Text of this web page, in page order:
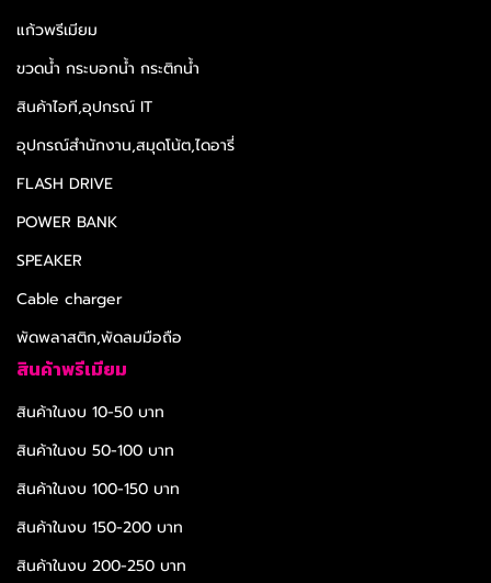
แก้วพรีเมียม
ขวดน้ำ กระบอกน้ำ กระติกน้ำ
สินค้าไอที,อุปกรณ์ IT
อุปกรณ์สำนักงาน,สมุดโน้ต,ไดอารี่
FLASH DRIVE
POWER BANK
SPEAKER
Cable charger
พัดพลาสติก,พัดลมมือถือ
สินค้าพรีเมียม
สินค้าในงบ 10-50 บาท
สินค้าในงบ 50-100 บาท
สินค้าในงบ 100-150 บาท
สินค้าในงบ 150-200 บาท
สินค้าในงบ 200-250 บาท